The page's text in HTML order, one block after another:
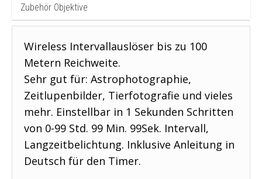
Zubehör Objektive
Wireless Intervallauslöser bis zu 100
Metern Reichweite.
Sehr gut für: Astrophotographie,
Zeitlupenbilder, Tierfotografie und vieles
mehr. Einstellbar in 1 Sekunden Schritten
von 0-99 Std. 99 Min. 99Sek. Intervall,
Langzeitbelichtung. Inklusive Anleitung in
Deutsch für den Timer.